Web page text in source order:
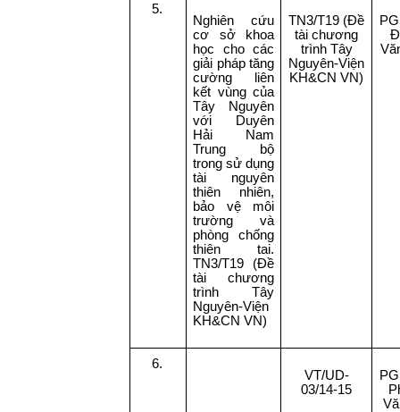
5.
Nghiên cứu
cơ sở khoa
học cho các
giải pháp tăng
cường liên
kết vùng của
Tây Nguyên
với Duyên
Hải Nam
Trung bộ
trong sử dụng
tài nguyên
thiên nhiên,
bảo vệ môi
trường và
phòng chống
thiên tai.
TN3/T19 (Đề
tài chương
trình Tây
Nguyên-Viện
KH&CN VN)
TN3/T19 (Đề
tài chương
trình Tây
Nguyên-Viện
KH&CN VN)
6.
VT/UD-
03/14-15